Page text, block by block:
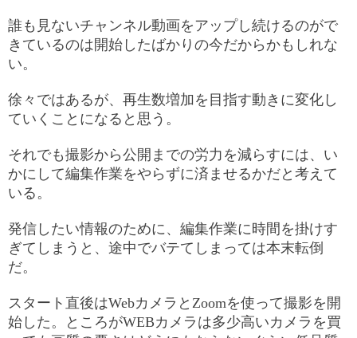
誰も見ないチャンネル動画をアップし続けるのがで
きているのは開始したばかりの今だからかもしれな
い。
徐々ではあるが、再生数増加を目指す動きに変化し
ていくことになると思う。
それでも撮影から公開までの労力を減らすには、い
かにして編集作業をやらずに済ませるかだと考えて
いる。
発信したい情報のために、編集作業に時間を掛けす
ぎてしまうと、途中でバテてしまっては本末転倒
だ。
スタート直後はWebカメラとZoomを使って撮影を開
始した。ところがWEBカメラは多少高いカメラを買